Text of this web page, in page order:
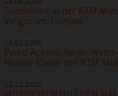
Saisonstart in der KTM
Vollgas ins Frühjahr
Pedro Acosta: Neuer
Heroes Ebene des KTM
MOTORSPORTHELDEN